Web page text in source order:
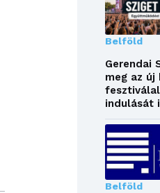
Belföld
Gerendai
meg az új
indulását
Belföld